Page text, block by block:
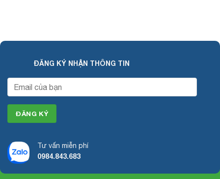
ĐĂNG KÝ NHẬN THÔNG TIN
Tư vấn miễn phí
0984.843.683